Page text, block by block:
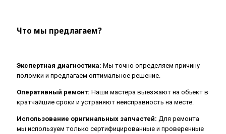
Что мы предлагаем?
Экспертная диагностика: Мы точно определяем причину
поломки и предлагаем оптимальное решение.
Оперативный ремонт: Наши мастера выезжают на объект в
кратчайшие сроки и устраняют неисправность на месте.
Использование оригинальных запчастей: Для ремонта
мы используем только сертифицированные и проверенные